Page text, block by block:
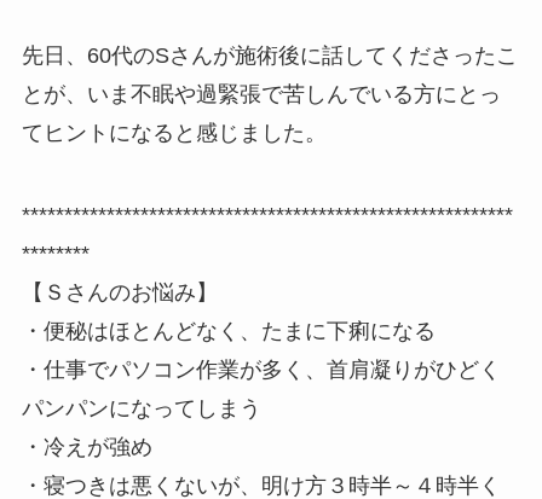
先日、60代のSさんが施術後に話してくださったこ
とが、いま不眠や過緊張で苦しんでいる方にとっ
てヒントになると感じました。
**********************************************************
********
【Ｓさんのお悩み】
・便秘はほとんどなく、たまに下痢になる
・仕事でパソコン作業が多く、首肩凝りがひどく
パンパンになってしまう
・冷えが強め
・寝つきは悪くないが、明け方３時半～４時半く